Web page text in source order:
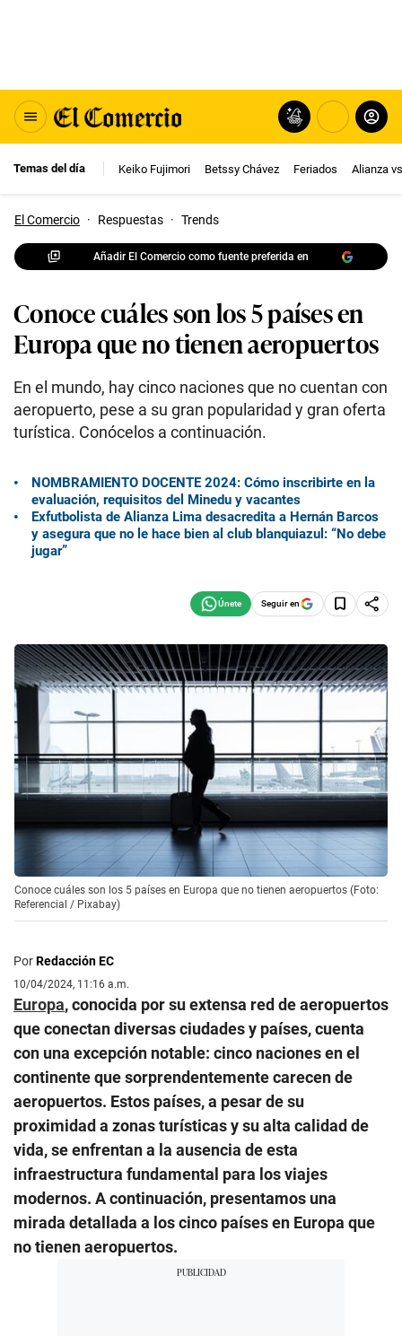
Temas del día Keiko Fujimori Betssy Chávez Feriados Alianza
El Comercio · Respuestas · Trends
Añadir El Comercio como fuente preferida en
Conoce cuáles son los 5 países en
Europa que no tienen aeropuertos
En el mundo, hay cinco naciones que no cuentan con
aeropuerto, pese a su gran popularidad y gran oferta
turística. Conócelos a continuación.
NOMBRAMIENTO DOCENTE 2024: Cómo inscribirte en la
evaluación, requisitos del Minedu y vacantes
Exfutbolista de Alianza Lima desacredita a Hernán Barcos
y asegura que no le hace bien al club blanquiazul: “No debe
jugar”
Seguir en
Conoce cuáles son los 5 países en Europa que no tienen aeropuertos (Foto:
Referencial / Pixabay)
PorRedacción EC
10/04/2024, 11:16 a.m.
Europa, conocida por su extensa red de aeropuertos
que conectan diversas ciudades y países, cuenta
con una excepción notable: cinco naciones en el
continente que sorprendentemente carecen de
aeropuertos. Estos países, a pesar de su
proximidad a zonas turísticas y su alta calidad de
vida, se enfrentan a la ausencia de esta
infraestructura fundamental para los viajes
modernos. A continuación, presentamos una
mirada detallada a los cinco países en Europa que
no tienen aeropuertos.